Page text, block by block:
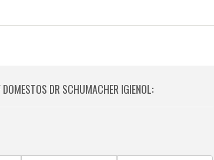
DR SCHUMACHER IGIENOL: